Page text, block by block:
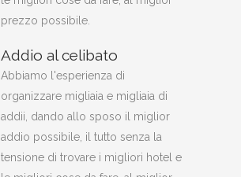
prezzo possibile.
Addio al celibato
Abbiamo l'esperienza di
organizzare migliaia e migliaia di
addii, dando allo sposo il miglior
addio possibile, il tutto senza la
tensione di trovare i migliori hotel e